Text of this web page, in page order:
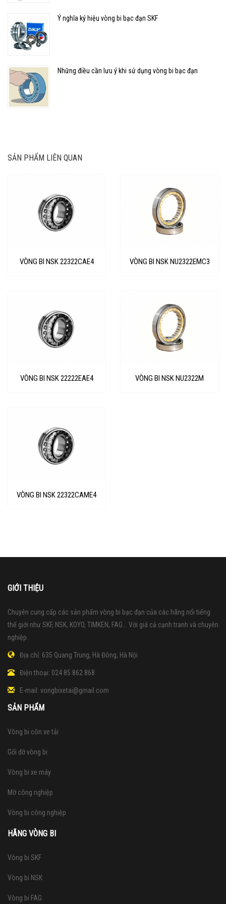
Ý nghĩa ký hiệu vòng bi bạc đạn SKF
Những điều cần lưu ý khi sử dụng vòng bi bạc đạn
SẢN PHẨM LIÊN QUAN
VÒNG BI NSK 22322CAE4 VÒNG BI NSK NU2322EMC3
VÒNG BI NSK 22222EAE4 VÒNG BI NSK NU2322M
VÒNG BI NSK 22322CAME4
GIỚI THIỆU
Chuyên cung cấp các sản phẩm vòng bi bạc đạn của các hãng nổi tiếng
thế giới như SKF, NSK, KOYO, TIMKEN, FAG... Với giá cả cạnh tranh và chuyên
nghiệp.
Địa chỉ: 635 Quang Trung, Hà Đông, Hà Nội
Điện thoại: 024 85 862 868
E-mail: vongbixetai@gmail.com
SẢN PHẨM
Vòng bi côn xe tải
Gối đỡ vòng bi
Vòng bi xe máy
Mỡ công nghiệp
Vòng bi công nghiệp
HÃNG VÒNG BI
Vòng bi SKF
Vòng bi NSK
Vòng bi FAG